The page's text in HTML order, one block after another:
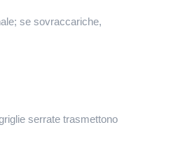
se sovraccariche,
serrate trasmettono